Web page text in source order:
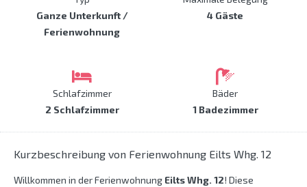
Ganze Unterkunft /
Ferienwohnung
4 Gäste
Schlafzimmer
2 Schlafzimmer
Bäder
1 Badezimmer
Kurzbeschreibung von Ferienwohnung Eilts Whg. 12
Willkommen in der Ferienwohnung Eilts Whg. 12! Diese